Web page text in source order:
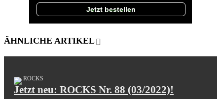
Jetzt bestellen
ÄHNLICHE ARTIKEL
ROCKS
Jetzt neu: ROCKS Nr. 88 (03/2022)!